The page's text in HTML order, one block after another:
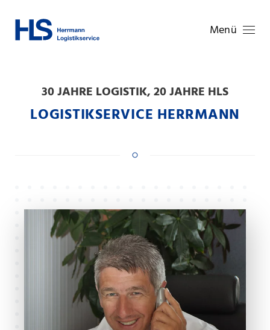
Zum
Hauptinhalt
Menü
30 JAHRE LOGISTIK, 20 JAHRE HLS
LOGISTIKSERVICE HERRMANN